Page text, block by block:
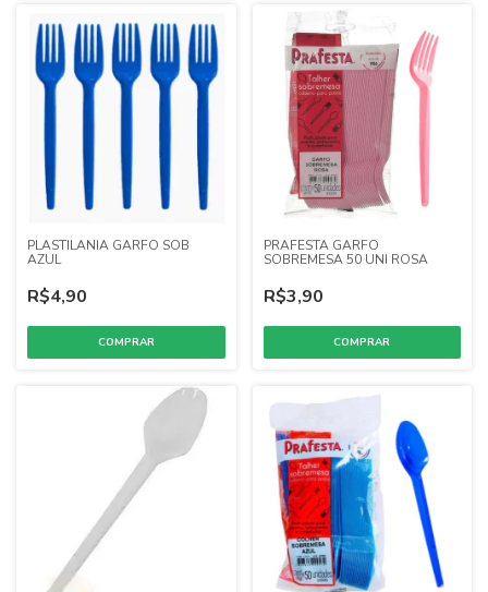
PLASTILANIA GARFO SOB
AZUL
R$4,90
PRAFESTA GARFO
SOBREMESA 50 UNI ROSA
R$3,90